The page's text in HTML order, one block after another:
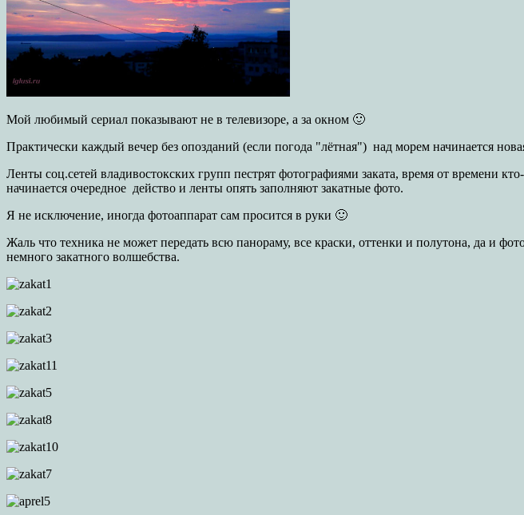
Мой любимый сериал показывают не в телевизоре, а за окном 🙂
Практически каждый вечер без опозданий (если погода "лётная") над морем начинается
Ленты соц.сетей владивостокских групп пестрят фотографиями заката, время от времени
начинается очередное действо и ленты опять заполняют закатные фото.
Я не исключение, иногда фотоаппарат сам просится в руки 🙂
Жаль что техника не может передать всю панораму, все краски, оттенки и полутона, да и
немного закатного волшебства.